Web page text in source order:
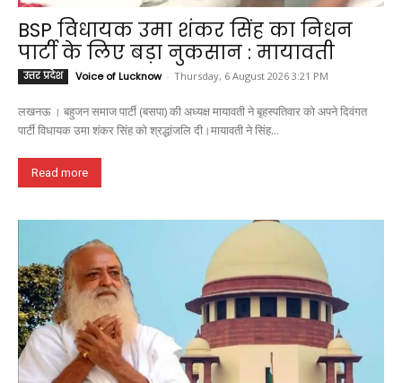
BSP विधायक उमा शंकर सिंह का निधन
पार्टी के लिए बड़ा नुकसान : मायावती
उत्तर प्रदेश Voice of Lucknow - Thursday, 6 August 2026 3:21 PM
लखनऊ । बहुजन समाज पार्टी (बसपा) की अध्यक्ष मायावती ने बृहस्पतिवार को अपने दिवंगत
पार्टी विधायक उमा शंकर सिंह को श्रद्धांजलि दी।मायावती ने सिंह...
Read more